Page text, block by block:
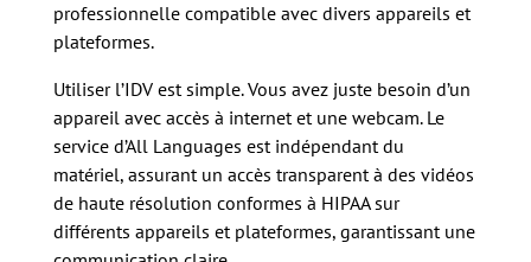
professionnelle compatible avec divers appareils et
plateformes.
Utiliser l’IDV est simple. Vous avez juste besoin d’un
appareil avec accès à internet et une webcam. Le
service d’All Languages est indépendant du
matériel, assurant un accès transparent à des vidéos
de haute résolution conformes à HIPAA sur
différents appareils et plateformes, garantissant une